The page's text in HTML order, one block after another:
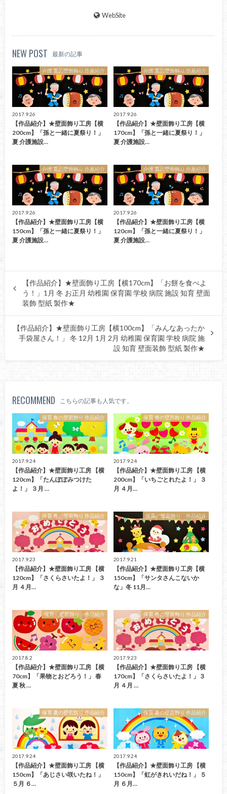
WebSite
NEW POST 最新の記事
介護 夏の壁面飾り 作品紹介
2017.9.26
【作品紹介】★壁面飾り工房【横
200cm】「孫と一緒に夏祭り！」
夏 介護施設…
介護 夏の壁面飾り 作品紹介
2017.9.26
【作品紹介】★壁面飾り工房【横
170cm】「孫と一緒に夏祭り！」
夏 介護施設…
介護 夏の壁面飾り 作品紹介
2017.9.26
【作品紹介】★壁面飾り工房【横
150cm】「孫と一緒に夏祭り！」
夏 介護施設…
介護 夏の壁面飾り 作品紹介
2017.9.26
【作品紹介】★壁面飾り工房【横
120cm】「孫と一緒に夏祭り！」
夏 介護施設…
【作品紹介】★壁面飾り工房【横170cm】「お餅を食べよ
う！」1月 冬 お正月 幼稚園 保育園 学校 病院 施設 知育 壁面
装飾 型紙 製作★
【作品紹介】★壁面飾り工房【横100cm】「みんなあったか
手袋屋さん！」 冬 12月 1月 2月 幼稚園 保育園 学校 病院 施
設 知育 壁面装飾 型紙 製作★
RECOMMEND こちらの記事も人気です。
保育 春の壁面飾り 作品紹介
2017.9.24
【作品紹介】★壁面飾り工房 【横
120cm】「たんぽぽみつけた
よ！」 ３月 …
保育 春の壁面飾り 作品紹介
2017.9.24
【作品紹介】★壁面飾り工房 【横
200cm】「いちごとれたよ！」 ３
月 ４月…
保育 春の壁面飾り 作品紹介
2017.9.23
【作品紹介】★壁面飾り工房 【横
120cm】「さくらさいたよ！」 ３
月 ４月…
保育 壁面飾り 作品紹介
2017.9.21
【作品紹介】★壁面飾り工房【横
150cm】「サンタさんこないか
な」冬 11月…
保育 壁面飾り 作品紹介
2017.8.2
【作品紹介】★壁面飾り工房 【横
70cm】「果物とおどろう！」 春
夏 秋 …
保育 春の壁面飾り 作品紹介
2017.9.23
【作品紹介】★壁面飾り工房 【横
170cm】「さくらさいたよ！」３
月 ４月 …
保育 夏の壁面飾り 作品紹介
2017.9.24
【作品紹介】★壁面飾り工房 【横
150cm】「あじさい咲いたね！」
５月 ６…
保育 夏の壁面飾り 作品紹介
2017.9.24
【作品紹介】★壁面飾り工房 【横
150cm】「虹がきれいだね！」 ５
月 ６月…